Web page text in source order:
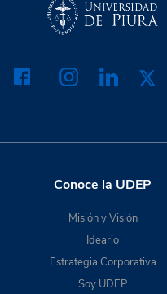
Conoce la UDEP
Misión y Visión
Ideario
Estrategia Corporativa
Soy UDEP